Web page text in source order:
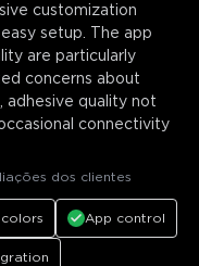
customization
setup. The app
are particularly
concerns about
adhesive quality not
connectivity
dos clientes
colors App control